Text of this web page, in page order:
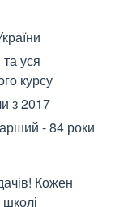
та уся
курсу
з 2017
- 84 роки
Кожен